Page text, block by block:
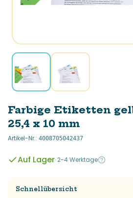
Farbige Etiketten
25,4 x 10 mm
Artikel-Nr.: 4008705042437
Auf Lager· 2-4 Werktage
Schnellübersicht